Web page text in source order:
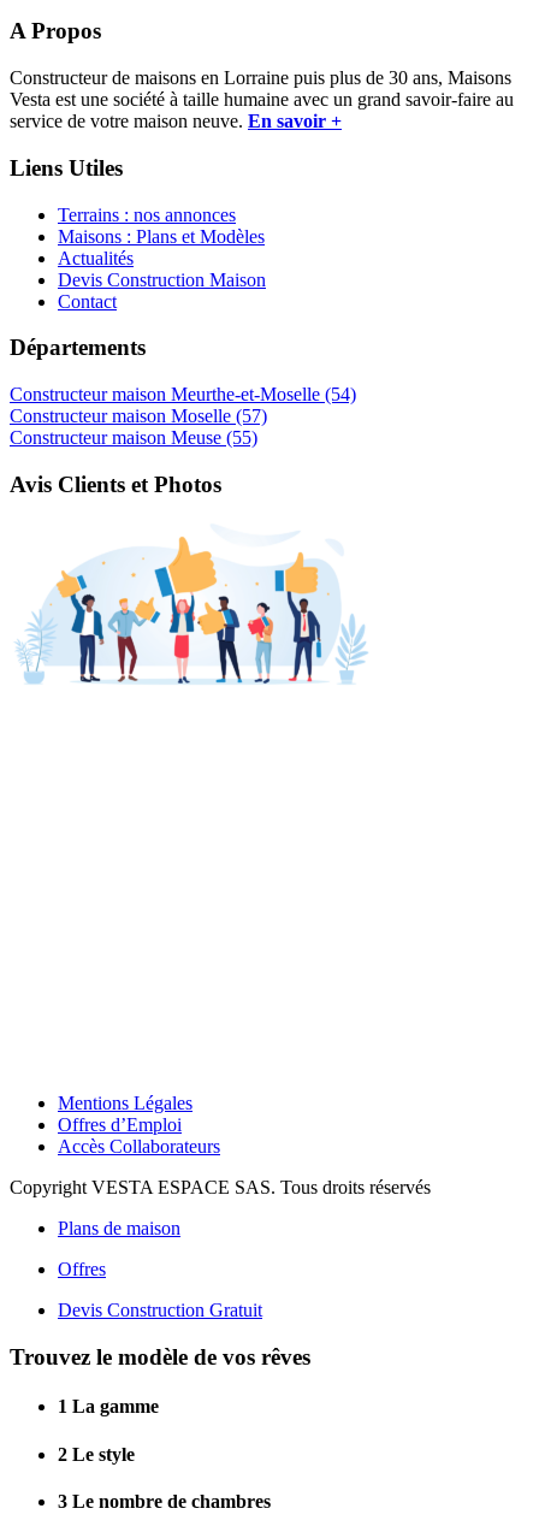
A Propos
Constructeur de maisons en Lorraine puis plus de 30 ans, Maisons
Vesta est une société à taille humaine avec un grand savoir-faire au
service de votre maison neuve. En savoir +
Liens Utiles
Terrains : nos annonces
Maisons : Plans et Modèles
Actualités
Devis Construction Maison
Contact
Départements
Constructeur maison Meurthe-et-Moselle (54)
Constructeur maison Moselle (57)
Constructeur maison Meuse (55)
Avis Clients et Photos
Mentions Légales
Offres d’Emploi
Accès Collaborateurs
Copyright VESTA ESPACE SAS. Tous droits réservés
Plans de maison
Offres
Devis Construction Gratuit
Trouvez le modèle de vos rêves
1 La gamme
2 Le style
3 Le nombre de chambres